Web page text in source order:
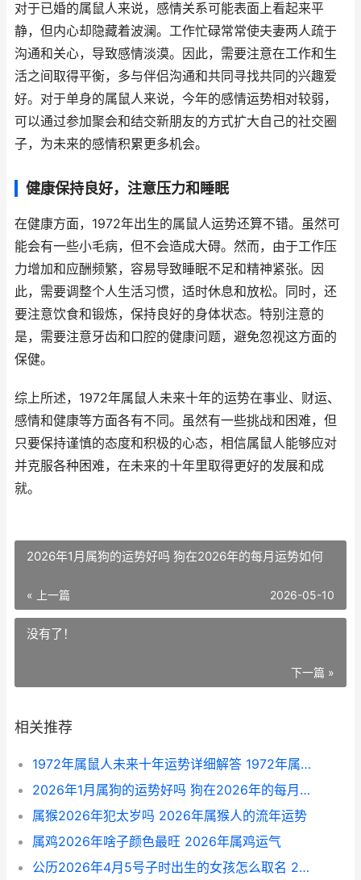
对于已婚的属鼠人来说，感情关系可能表面上看起来平
静，但内心却隐藏着波澜。工作忙碌常常使夫妻两人疏于
沟通和关心，导致感情淡漠。因此，需要注意在工作和生
活之间取得平衡，多与伴侣沟通和共同寻找共同的兴趣爱
好。对于单身的属鼠人来说，今年的感情运势相对较弱，
可以通过参加聚会和结交新朋友的方式扩大自己的社交圈
子，为未来的感情积累更多机会。
健康保持良好，注意压力和睡眠
在健康方面，1972年出生的属鼠人运势还算不错。虽然可
能会有一些小毛病，但不会造成大碍。然而，由于工作压
力增加和应酬频繁，容易导致睡眠不足和精神紧张。因
此，需要调整个人生活习惯，适时休息和放松。同时，还
要注意饮食和锻炼，保持良好的身体状态。特别注意的
是，需要注意牙齿和口腔的健康问题，避免忽视这方面的
保健。
综上所述，1972年属鼠人未来十年的运势在事业、财运、
感情和健康等方面各有不同。虽然有一些挑战和困难，但
只要保持谨慎的态度和积极的心态，相信属鼠人能够应对
并克服各种困难，在未来的十年里取得更好的发展和成
就。
2026年1月属狗的运势好吗 狗在2026年的每月运势如何
« 上一篇 2026-05-10
没有了！
下一篇 »
相关推荐
1972年属鼠人未来十年运势详细解答 1972年属鼠以后命运
2026年1月属狗的运势好吗 狗在2026年的每月运势如何
属猴2026年犯太岁吗 2026年属猴人的流年运势
属鸡2026年啥子颜色最旺 2026年属鸡运气
公历2026年4月5号子时出生的女孩怎么取名 2026年的4月5日是农历